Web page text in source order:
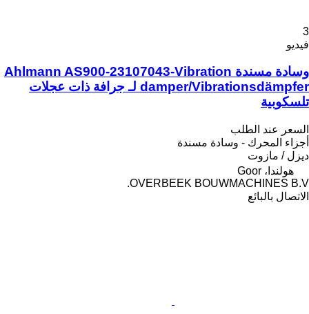
3
فيديو
وسادة مسندة Ahlmann AS900-23107043-Vibration
damper/Vibrationsdämpfer لـ جرافة ذات عجلات
تلسكوبية
السعر عند الطلب
أجزاء المحرك - وسادة مسندة
ديزل / مازوت
هولندا، Goor
OVERBEEK BOUWMACHINES B.V.
الاتصال بالبائع